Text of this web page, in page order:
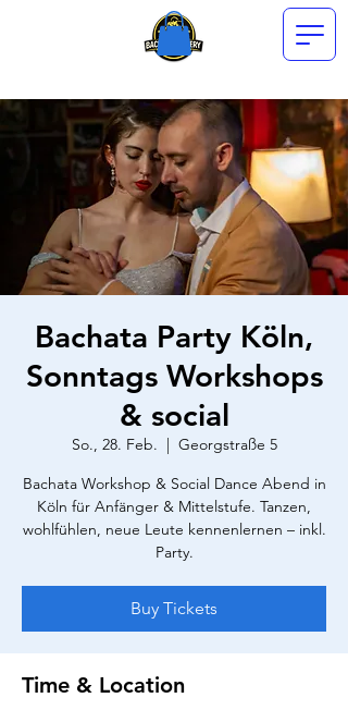
Bachata Party Köln,
Sonntags Workshops
& social
So., 28. Feb.
  |
Georgstraße 5
Bachata Workshop & Social Dance Abend in
Köln für Anfänger & Mittelstufe. Tanzen,
wohlfühlen, neue Leute kennenlernen – inkl.
Party.
Buy Tickets
Time & Location